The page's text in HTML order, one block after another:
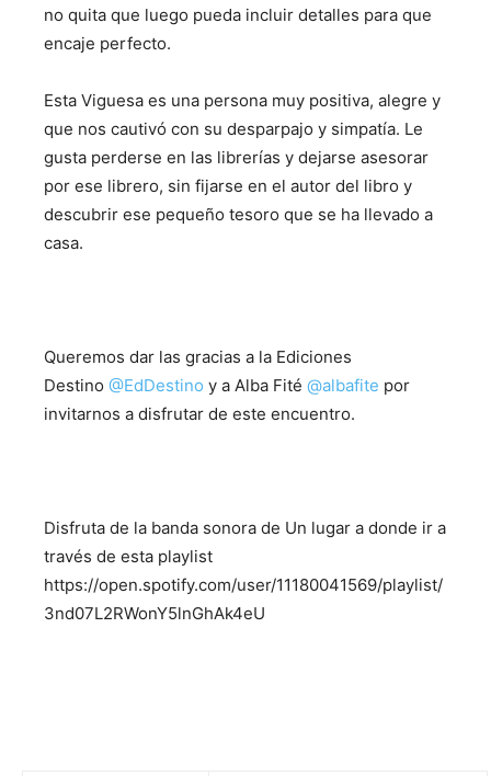
no quita que luego pueda incluir detalles para que
encaje perfecto.
Esta Viguesa es una persona muy positiva, alegre y
que nos cautivó con su desparpajo y simpatía. Le
gusta perderse en las librerías y dejarse asesorar
por ese librero, sin fijarse en el autor del libro y
descubrir ese pequeño tesoro que se ha llevado a
casa.
Queremos dar las gracias a la Ediciones
Destino @EdDestino y a Alba Fité @albafite por
invitarnos a disfrutar de este encuentro.
Disfruta de la banda sonora de Un lugar a donde ir a
través de esta playlist
https://open.spotify.com/user/11180041569/playlist/
3nd07L2RWonY5lnGhAk4eU